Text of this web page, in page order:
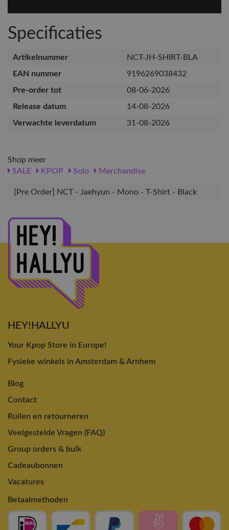
Specificaties
Artikelnummer
NCT-JH-SHIRT-BLA
EAN nummer
9196269038432
Pre-order tot
08-06-2026
Release datum
14-08-2026
Verwachte leverdatum
31-08-2026
Shop meer
SALE
KPOP Solo Merchandise
[Pre Order] NCT - Jaehyun - Mono - T-Shirt - Black
HEY!HALLYU
Your Kpop Store in Europe!
Fysieke winkels in Amsterdam & Arnhem
Blog
Contact
Ruilen en retourneren
Veelgestelde Vragen (FAQ)
Group orders & bulk
Cadeaubonnen
Vacatures
Betaalmethoden